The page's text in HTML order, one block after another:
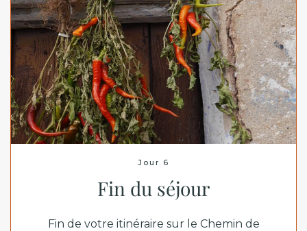
Jour 6
Fin du séjour
Fin de votre itinéraire sur le Chemin de